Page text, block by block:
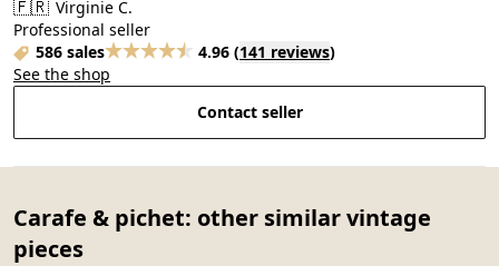
🇫🇷 Virginie C.
Professional seller
586 sales
4.96 (141 reviews)
See the shop
Contact seller
Carafe & pichet: other similar vintage
pieces